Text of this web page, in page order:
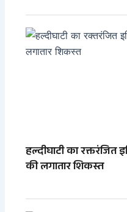
हल्दीघाटी का
की लगातार शिकस्त